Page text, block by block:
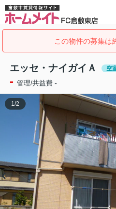
この物件の募集は
エッセ・ナイガイＡ 空
- 管理/共益費 -
1/2